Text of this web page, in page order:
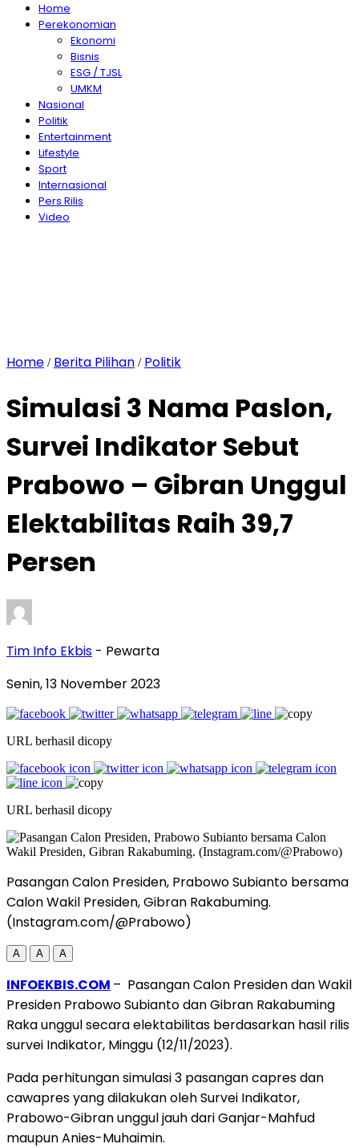
Home
Perekonomian
Ekonomi
Bisnis
ESG / TJSL
UMKM
Nasional
Politik
Entertainment
Lifestyle
Sport
Internasional
Pers Rilis
Video
Home / Berita Pilihan / Politik
Simulasi 3 Nama Paslon,
Survei Indikator Sebut
Prabowo – Gibran Unggul
Elektabilitas Raih 39,7
Persen
Tim Info Ekbis - Pewarta
Senin, 13 November 2023
URL berhasil dicopy
URL berhasil dicopy
Pasangan Calon Presiden, Prabowo Subianto bersama
Calon Wakil Presiden, Gibran Rakabuming.
(Instagram.com/@Prabowo)
A A A
INFOEKBIS.COM – Pasangan Calon Presiden dan Wakil
Presiden Prabowo Subianto dan Gibran Rakabuming
Raka unggul secara elektabilitas berdasarkan hasil rilis
survei Indikator, Minggu (12/11/2023).
Pada perhitungan simulasi 3 pasangan capres dan
cawapres yang dilakukan oleh Survei Indikator,
Prabowo-Gibran unggul jauh dari Ganjar-Mahfud
maupun Anies-Muhaimin.